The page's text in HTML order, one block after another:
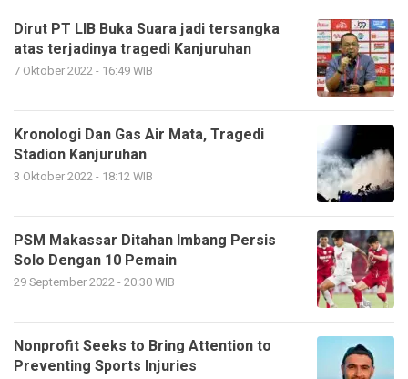
Dirut PT LIB Buka Suara jadi tersangka
atas terjadinya tragedi Kanjuruhan
7 Oktober 2022 - 16:49 WIB
Kronologi Dan Gas Air Mata, Tragedi
Stadion Kanjuruhan
3 Oktober 2022 - 18:12 WIB
PSM Makassar Ditahan Imbang Persis
Solo Dengan 10 Pemain
29 September 2022 - 20:30 WIB
Nonprofit Seeks to Bring Attention to
Preventing Sports Injuries